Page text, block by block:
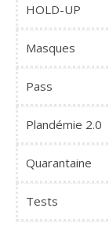
HOLD-UP
Masques
Pass
Plandémie 2.0
Quarantaine
Tests